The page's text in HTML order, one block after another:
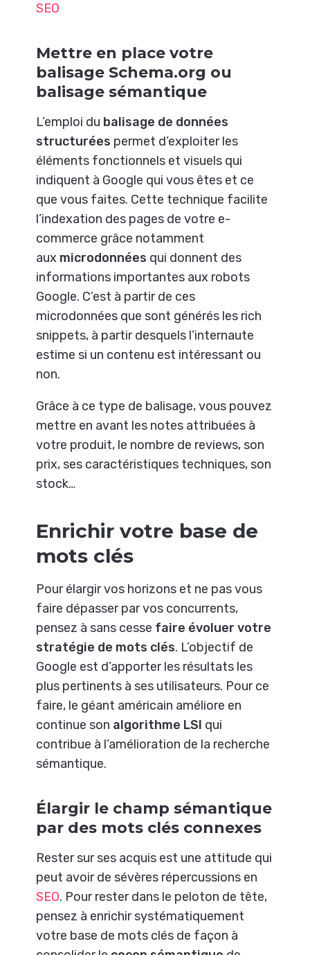
SEO
Mettre en place votre
balisage Schema.org ou
balisage sémantique
L’emploi du balisage de données
structurées permet d’exploiter les
éléments fonctionnels et visuels qui
indiquent à Google qui vous êtes et ce
que vous faites. Cette technique facilite
l’indexation des pages de votre e-
commerce grâce notamment
aux microdonnées qui donnent des
informations importantes aux robots
Google. C’est à partir de ces
microdonnées que sont générés les rich
snippets, à partir desquels l’internaute
estime si un contenu est intéressant ou
non.
Grâce à ce type de balisage, vous pouvez
mettre en avant les notes attribuées à
votre produit, le nombre de reviews, son
prix, ses caractéristiques techniques, son
stock…
Enrichir votre base de
mots clés
Pour élargir vos horizons et ne pas vous
faire dépasser par vos concurrents,
pensez à sans cesse faire évoluer votre
stratégie de mots clés. L’objectif de
Google est d’apporter les résultats les
plus pertinents à ses utilisateurs. Pour ce
faire, le géant américain améliore en
continue son algorithme LSI qui
contribue à l’amélioration de la recherche
sémantique.
Élargir le champ sémantique
par des mots clés connexes
Rester sur ses acquis est une attitude qui
peut avoir de sévères répercussions en
SEO. Pour rester dans le peloton de tête,
pensez à enrichir systématiquement
votre base de mots clés de façon à